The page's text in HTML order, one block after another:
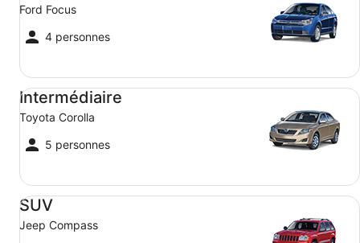
Ford Focus
4 personnes
Intermédiaire
Toyota Corolla
5 personnes
Intermédiaire Toyota Corolla
SUV
Jeep Compass
SUV Jeep Compass